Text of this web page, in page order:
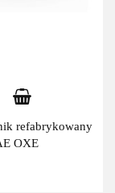
refabrykowany
OXE